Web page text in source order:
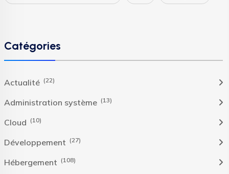
Catégories
Actualité (22)
Administration système (13)
Cloud (10)
Développement (27)
Hébergement (108)